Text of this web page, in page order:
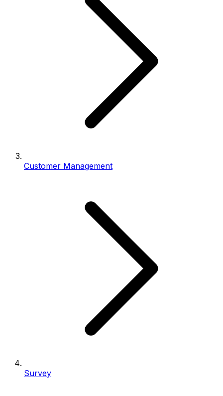
Customer Management
Survey